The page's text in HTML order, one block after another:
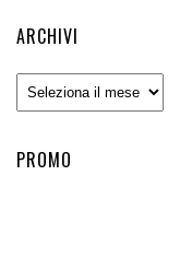
ARCHIVI
Archivi
PROMO